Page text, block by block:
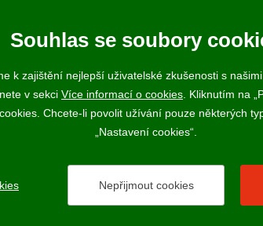
michlovsky@michlovsky.com
Zároveň je povinen zaevidovat přijatou tržbu u
Vína a sekty prodáváme výhradně osobám starším 18-ti
- 2026 © VINSELEKT MICHLOVSKÝ a.s. |
Souhlas se soubory
k zajištění nejlepší uživatelské zkušenosti s
v sekci Více informací o cookies . Kliknutím na
Chcete-li povolit užívání pouze některých
„Nastavení cookies“.
Nepřijmout cookies